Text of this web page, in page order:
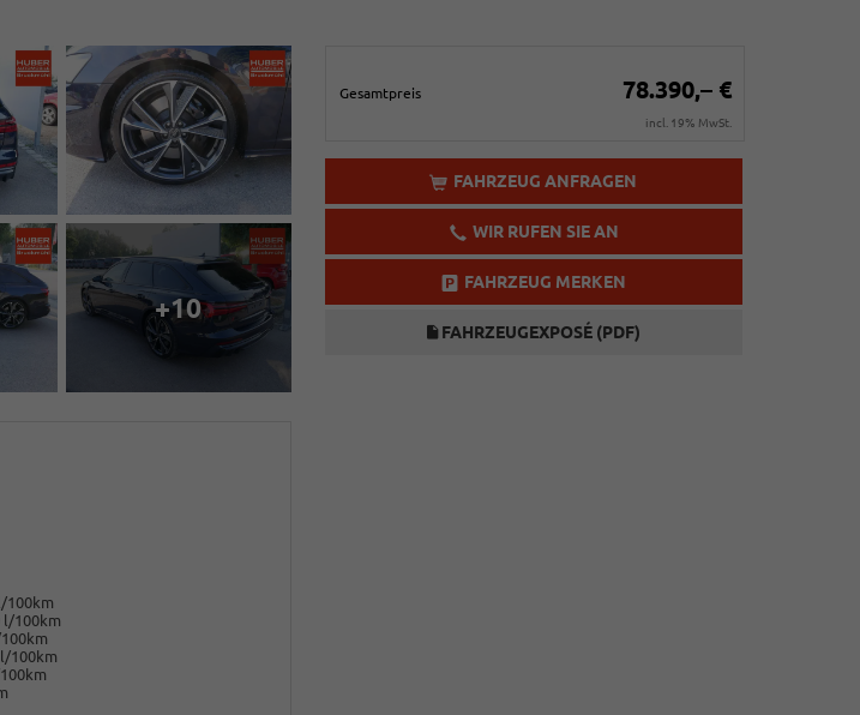
Gesamtpreis 78.390,– €
incl. 19% MwSt.
FAHRZEUG ANFRAGEN
WIR RUFEN SIE AN
FAHRZEUG MERKEN
FAHRZEUGEXPOSÉ (PDF)
+10
100km
l/100km
100km